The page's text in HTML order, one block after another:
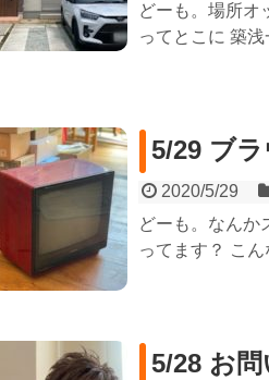
どーも。場所オ
ってとこに 築
5/29 ブ
2020/5/29
どーも。なんか
ってます？ こ
5/28 お問